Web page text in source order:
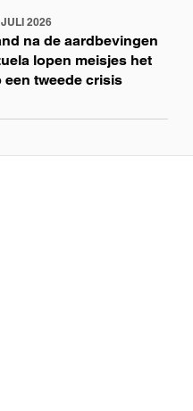
2026
na de aardbevingen
lopen meisjes het
tweede crisis